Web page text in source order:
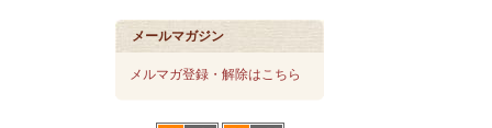
メールマガジン
メルマガ登録・解除はこちら